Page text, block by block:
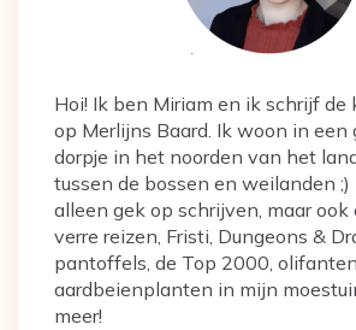
Hoi! Ik ben Miriam en ik schrijf de
op Merlijns Baard. Ik woon in een
dorpje in het noorden van het
tussen de bossen en weilanden
alleen gek op schrijven, maar ook
verre reizen, Fristi, Dungeons &
pantoffels, de Top 2000,
aardbeienplanten in mijn
meer!